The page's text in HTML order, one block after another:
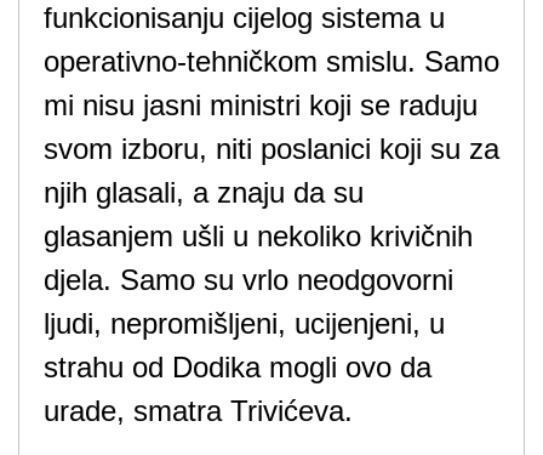
funkcionisanju cijelog sistema u
operativno-tehničkom smislu. Samo
mi nisu jasni ministri koji se raduju
svom izboru, niti poslanici koji su za
njih glasali, a znaju da su
glasanjem ušli u nekoliko krivičnih
djela. Samo su vrlo neodgovorni
ljudi, nepromišljeni, ucijenjeni, u
strahu od Dodika mogli ovo da
urade, smatra Trivićeva.